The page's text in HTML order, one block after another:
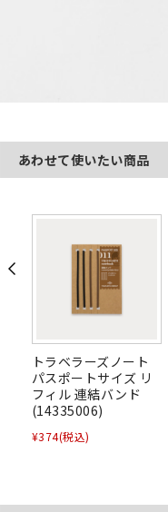
あわせて使いたい商品
トラベラーズノート
パスポートサイズ リ
フィル 連結バンド
(14335006)
¥374(税込)